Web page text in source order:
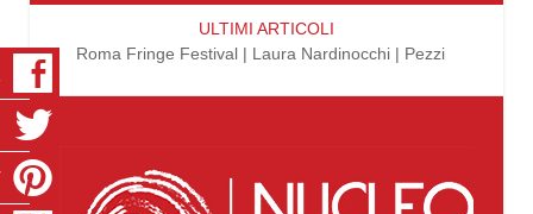
ULTIMI ARTICOLI
Roma Fringe Festival | Laura Nardinocchi | Pezzi